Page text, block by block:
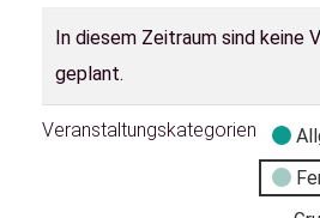
In diesem Zeitraum sind keine
geplant.
Veranstaltungskategorien